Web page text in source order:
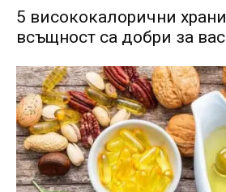
5 висококалорични
всъщност са добри за вас